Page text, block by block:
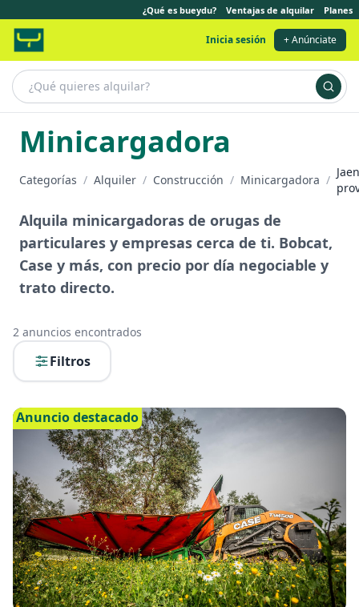
¿Qué es bueydu? Ventajas de alquilar Planes
Inicia sesión + Anúnciate
Minicargadora
Categorías / Alquiler / Construcción / Minicargadora /
Jaen
Alquila minicargadoras de orugas de
particulares y empresas cerca de ti. Bobcat,
Case y más, con precio por día negociable y
trato directo.
2 anuncios encontrados
Filtros
Anuncio destacado